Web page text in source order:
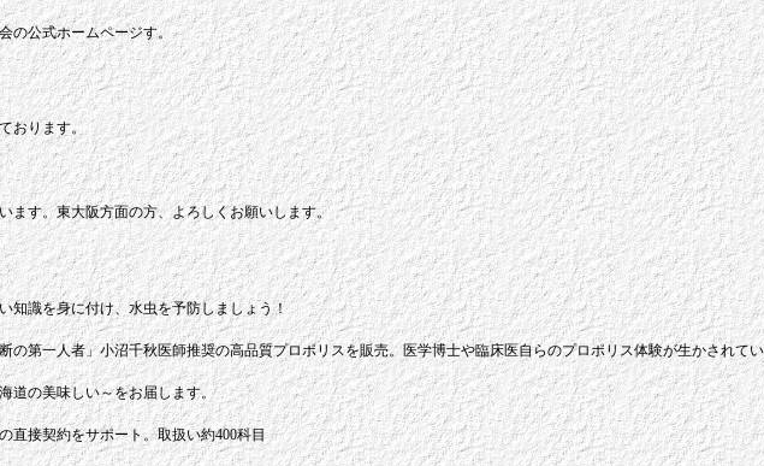
の公式ホームページす。
おります。
ます。東大阪方面の方、よろしくお願いします。
知識を身に付け、水虫を予防しましょう！
の第一人者」小沼千秋医師推奨の高品質プロポリスを販売。医学博士や臨床医自らのプロポリス体験が生かされて
道の美味しい～をお届します。
直接契約をサポート。取扱い約400科目